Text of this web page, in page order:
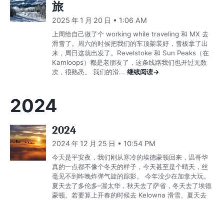
旅
2025 年 1 月 20 日 • 1:06 AM
上周给自己做了个 working while traveling 和 MX 去
滑雪了。周六的时候把我们的车顶架装好，雪板拿了出
来，周日这就出发了。Revelstoke 和 Sun Peaks（在
Kamloops）都是老朋友了，这条线路我们也开过无数
次，很熟悉。 我们的滑... 继续阅读→
2024
2024
2024 年 12 月 25 日 • 10:54 PM
今天是平安夜，我们刚从寒冷的埃德蒙顿回来，温哥华
真的一点都不像个冬天的样子，今天甚至是个晴天，丝
毫见不到昨晚炸弹气旋的踪影。 今年没少在加拿大玩。
夏天去了多伦多–渥太华，秋天去了萨省，冬天去了埃德
蒙顿。若要算上开春的时候去 Kelowna 滑雪、夏天去